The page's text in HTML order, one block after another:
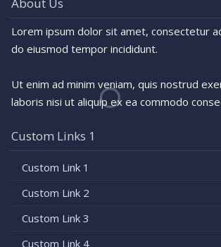
About Us
Lorem ipsum dolor sit amet, consectetur
do eiusmod tempor incididunt.
Ut enim ad minim veniam, quis nostrud
laboris nisi ut aliquip ex ea commodo
Custom Links 1
Custom Link 1
Custom Link 2
Custom Link 3
Custom Link 4